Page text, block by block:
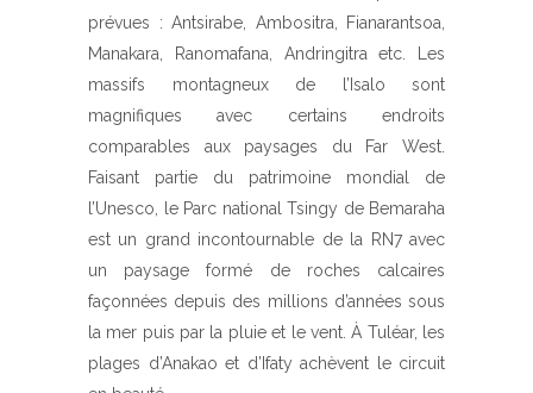
prévues : Antsirabe, Ambositra, Fianarantsoa,
Manakara, Ranomafana, Andringitra etc. Les
massifs montagneux de l’Isalo sont
magnifiques avec certains endroits
comparables aux paysages du Far West.
Faisant partie du patrimoine mondial de
l’Unesco, le Parc national Tsingy de Bemaraha
est un grand incontournable de la RN7 avec
un paysage formé de roches calcaires
façonnées depuis des millions d’années sous
la mer puis par la pluie et le vent. À Tuléar, les
plages d’Anakao et d’Ifaty achèvent le circuit